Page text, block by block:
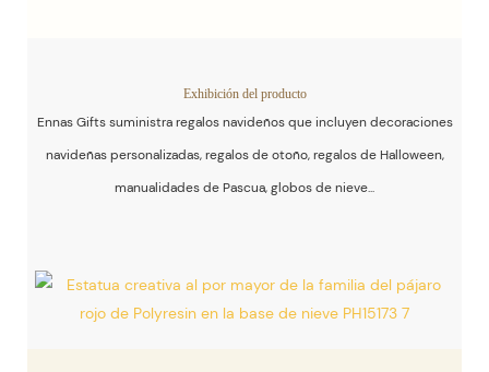
Exhibición del producto
Ennas Gifts suministra regalos navideños que incluyen decoraciones
navideñas personalizadas, regalos de otoño, regalos de Halloween,
manualidades de Pascua, globos de nieve...